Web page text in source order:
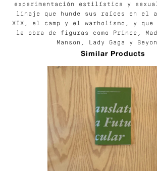
experimentación estilística y
linaje que hunde sus raíces en el
XIX, el camp y el warholismo, y que
la obra de figuras como Prince,
Manson, Lady Gaga y
Similar Products